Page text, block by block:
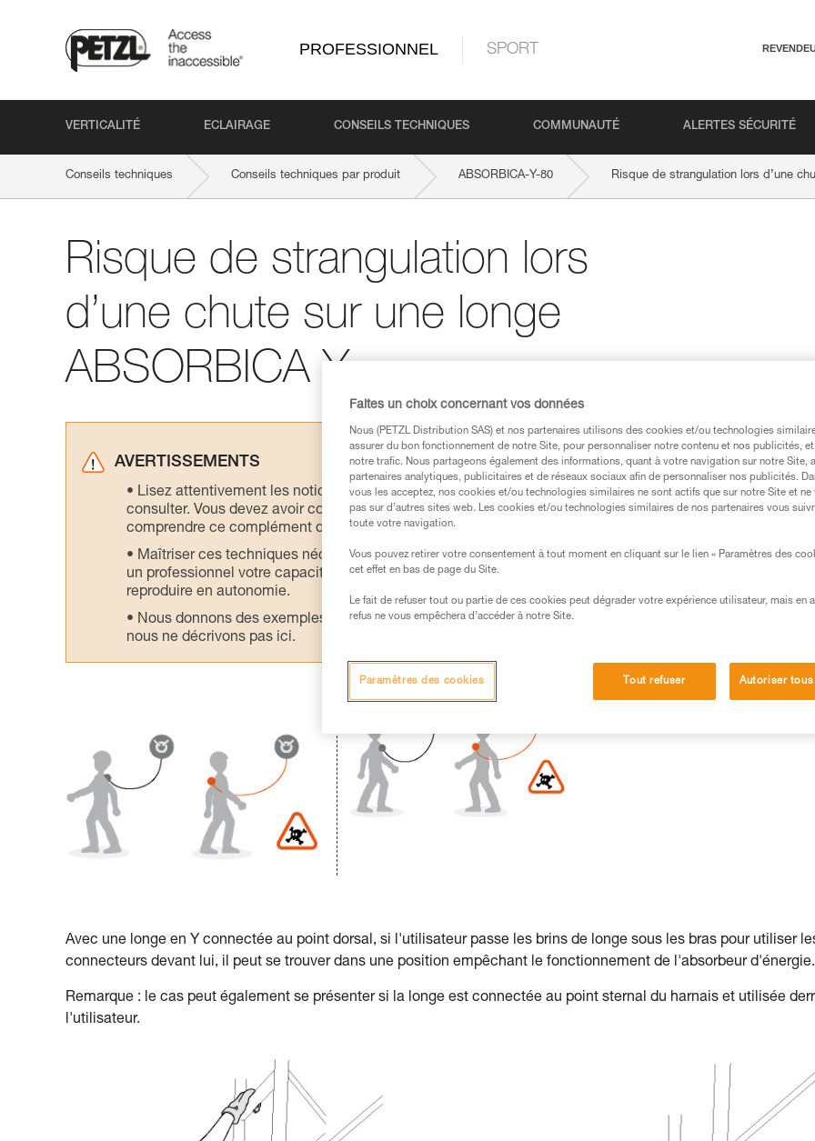
PROFESSIONNEL SPORT
VERTICALITÉ ECLAIRAGE CONSEILS TECHNIQUES COMMUNAUTÉ ALERTES SÉCURITÉ
Conseils techniques Conseils techniques par produit ABSORBICA-Y-80 Risque de strangulation lors d’une
Risque de strangulation lors
d’une chute sur une longe
ABSORBICA Y
AVERTISSEMENTS
Lisez attentivement les notices techniques des produits utilisés dans ce conseil avant de le
consulter. Vous devez avoir compris les informations de la notice technique pour pouvoir
comprendre ce complément d’informations.
Maîtriser ces techniques nécessite une formation et un entraînement spécifique. Validez avec
un professionnel votre capacité à refaire la manipulation, seul, en toute sécurité, avant de la
reproduire en autonomie.
Nous donnons des exemples de techniques liées à votre activité. Il peut en exister d’autres que
nous ne décrivons pas ici.
Avec une longe en Y connectée au point dorsal, si l'utilisateur passe les brins de longe sous les bras pour utiliser
connecteurs devant lui, il peut se trouver dans une position empêchant le fonctionnement de l'absorbeur d'énergie.
Remarque : le cas peut également se présenter si la longe est connectée au point sternal du harnais et utilisée
l'utilisateur.
Faites un choix concernant vos données
Nous (PETZL Distribution SAS) et nos partenaires utilisons des cookies et/ou technologies
assurer du bon fonctionnement de notre Site, pour personnaliser notre contenu et nos publicités,
notre trafic. Nous partageons également des informations, quant à votre navigation sur notre Site,
partenaires analytiques, publicitaires et de réseaux sociaux afin de personnaliser nos publicités.
vous les acceptez, nos cookies et/ou technologies similaires ne sont actifs que sur notre Site et ne
pas sur d’autres sites web. Les cookies et/ou technologies similaires de nos partenaires vous
toute votre navigation.
Vous pouvez retirer votre consentement à tout moment en cliquant sur le lien « Paramètres des
cet effet en bas de page du Site.
Le fait de refuser tout ou partie de ces cookies peut dégrader votre expérience utilisateur, mais en
refus ne vous empêchera d’accéder à notre Site.
Tout refuser Autoriser
Paramètres des cookies